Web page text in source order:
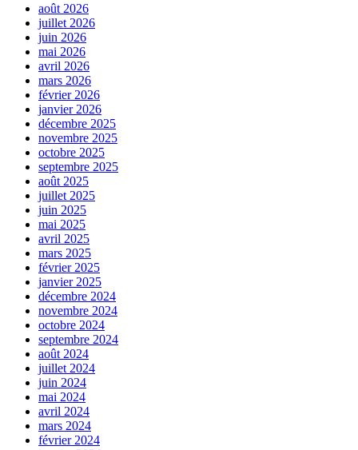
août 2026
juillet 2026
juin 2026
mai 2026
avril 2026
mars 2026
février 2026
janvier 2026
décembre 2025
novembre 2025
octobre 2025
septembre 2025
août 2025
juillet 2025
juin 2025
mai 2025
avril 2025
mars 2025
février 2025
janvier 2025
décembre 2024
novembre 2024
octobre 2024
septembre 2024
août 2024
juillet 2024
juin 2024
mai 2024
avril 2024
mars 2024
février 2024